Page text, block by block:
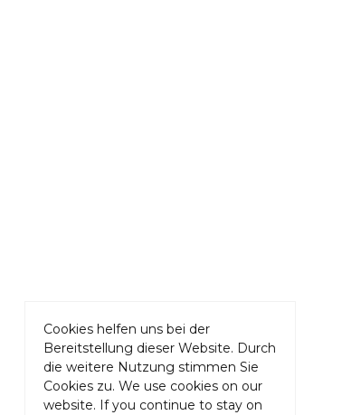
Cookies helfen uns bei der
Bereitstellung dieser Website. Durch
die weitere Nutzung stimmen Sie
Cookies zu. We use cookies on our
website. If you continue to stay on